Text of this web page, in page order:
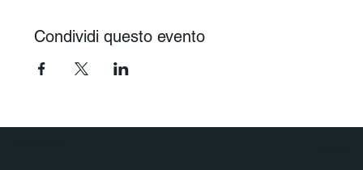
Condividi questo evento